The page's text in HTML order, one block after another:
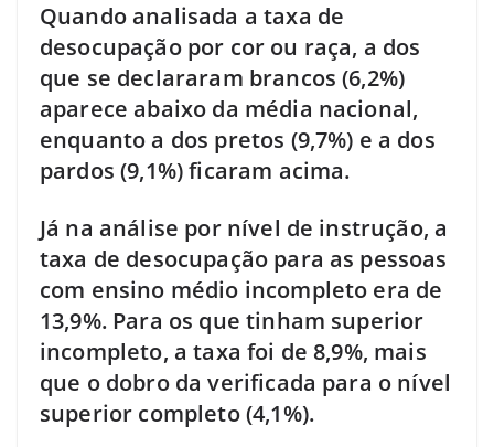
Quando analisada a taxa de
desocupação por cor ou raça, a dos
que se declararam brancos (6,2%)
aparece abaixo da média nacional,
enquanto a dos pretos (9,7%) e a dos
pardos (9,1%) ficaram acima.
Já na análise por nível de instrução, a
taxa de desocupação para as pessoas
com ensino médio incompleto era de
13,9%. Para os que tinham superior
incompleto, a taxa foi de 8,9%, mais
que o dobro da verificada para o nível
superior completo (4,1%).